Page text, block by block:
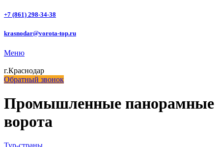
+7 (861) 298-34-38
krasnodar@vorota-top.ru
Меню
г.Краснодар
Обратный звонок
Промышленные панорамные
ворота